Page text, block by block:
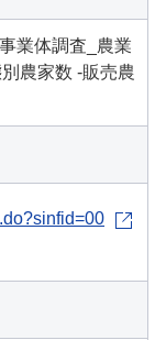
業体調査_農業
農家数 -販売農